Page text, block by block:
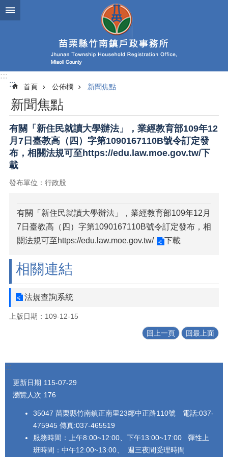
跳到主要內容區塊
:::
:::
首頁 公佈欄 新聞焦點
新聞焦點
有關「新住民就讀大學辦法」，業經教育部109年12
月7日臺教高（四）字第1090167110B號令訂定發
布，相關法規可至https://edu.law.moe.gov.tw/下
載
發布單位：行政股
有關「新住民就讀大學辦法」，業經教育部109年12月
7日臺教高（四）字第1090167110B號令訂定發布，相
關法規可至https://edu.law.moe.gov.tw/ 下載
相關連結
法規查詢系統
上版日期：109-12-15
回上一頁 回最上面
:::
更新日期 115-07-29
瀏覽人次 176
35047 苗栗縣竹南鎮正南里23鄰中正路110號 電話:037-
475945 傳真:037-465519
服務時間：上午8:00~12:00、下午13:00~17:00 彈性上
班時間：中午12:00~13:00、 週三夜間受理時間